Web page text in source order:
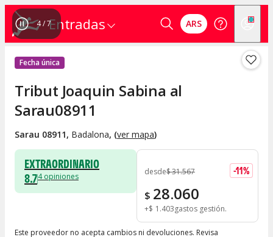
Entradas ARS
4/7
Fecha única
Tribut Joaquin Sabina al
Sarau08911
Sarau 08911, Badalona, (ver mapa)
EXTRAORDINARIO
8.74 opiniones desde$31.567 -11%
$ 28.060
+$ 1.403gastos gestión
Este proveedor no acepta cambios ni devoluciones. Revisa